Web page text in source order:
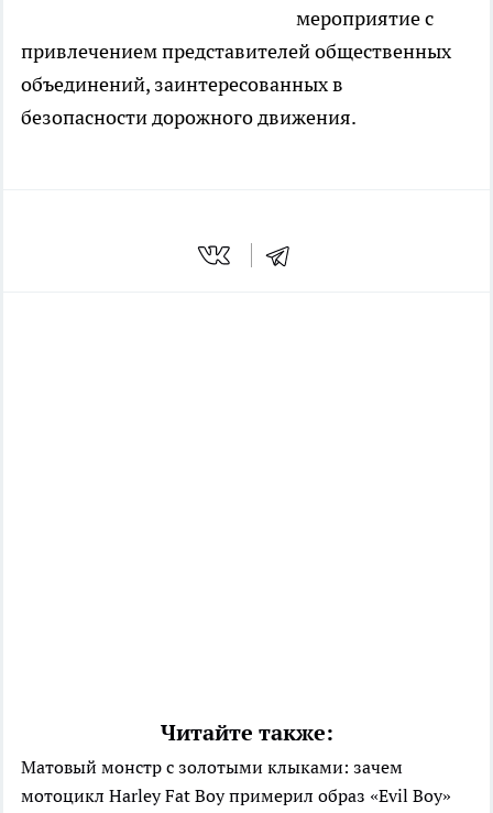
мероприятие с
привлечением представителей общественных
объединений, заинтересованных в
безопасности дорожного движения.
Читайте также:
Матовый монстр с золотыми клыками: зачем
мотоцикл Harley Fat Boy примерил образ «Evil Boy»